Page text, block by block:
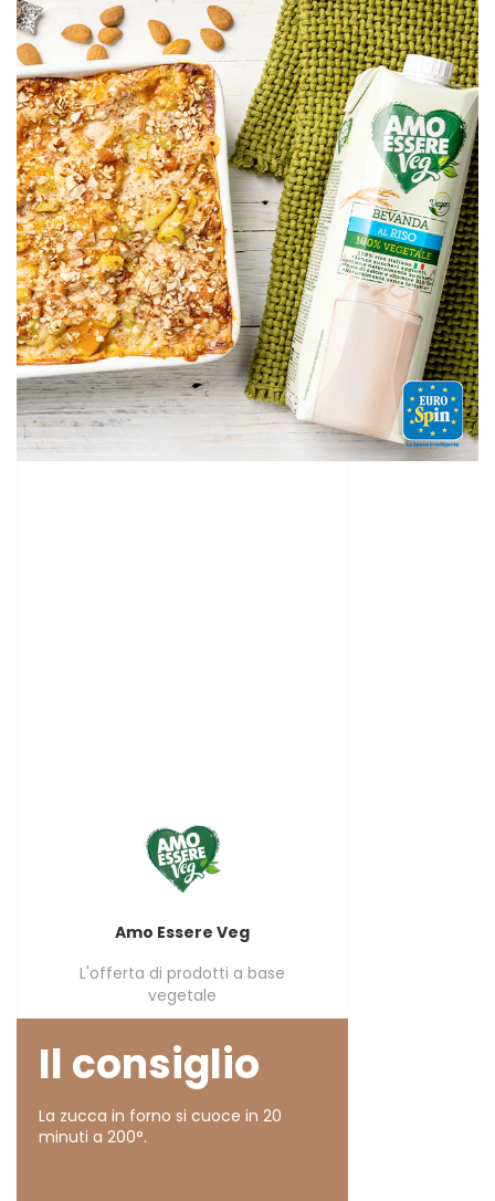
Amo Essere Veg
L'offerta di prodotti a base
vegetale
Il consiglio
La zucca in forno si cuoce in 20
minuti a 200°.